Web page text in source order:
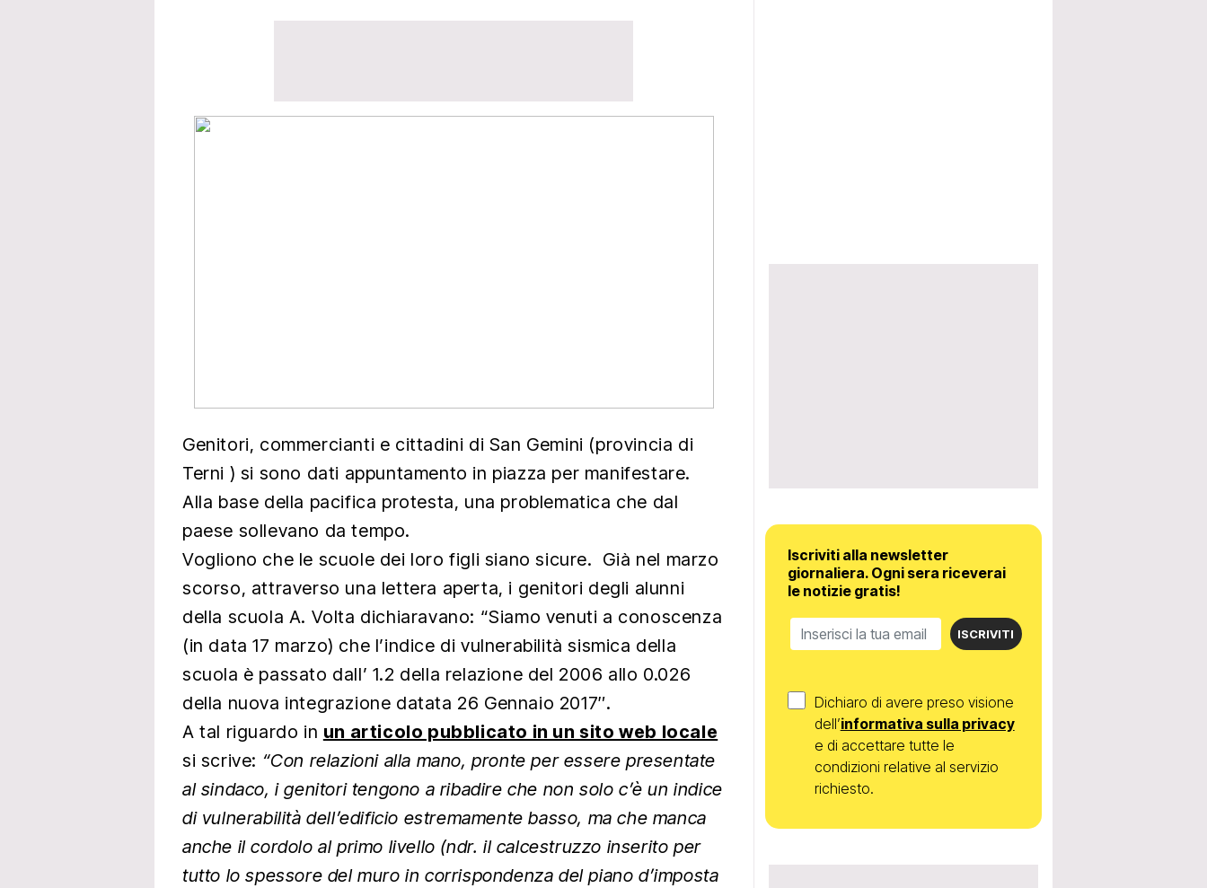
Genitori, commercianti e cittadini di San Gemini (provincia di
Terni ) si sono dati appuntamento in piazza per manifestare.
Alla base della pacifica protesta, una problematica che dal
paese sollevano da tempo.
Vogliono che le scuole dei loro figli siano sicure. Già nel marzo
scorso, attraverso una lettera aperta, i genitori degli alunni
della scuola A. Volta dichiaravano: “Siamo venuti a conoscenza
(in data 17 marzo) che l’indice di vulnerabilità sismica della
scuola è passato dall’ 1.2 della relazione del 2006 allo 0.026
della nuova integrazione datata 26 Gennaio 2017″.
A tal riguardo in un articolo pubblicato in un sito web locale
si scrive: “Con relazioni alla mano, pronte per essere presentate
al sindaco, i genitori tengono a ribadire che non solo c’è un indice
di vulnerabilità dell’edificio estremamente basso, ma che manca
anche il cordolo al primo livello (ndr. il calcestruzzo inserito per
tutto lo spessore del muro in corrispondenza del piano d’imposta
Iscriviti alla newsletter
giornaliera. Ogni sera riceverai
le notizie gratis!
ISCRIVITI
Dichiaro di avere preso visione
dell’informativa sulla privacy
e di accettare tutte le
condizioni relative al servizio
richiesto.